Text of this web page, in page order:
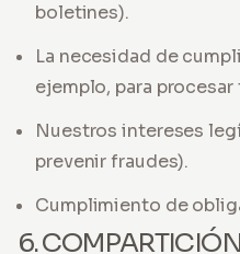
boletines).
La necesidad de
ejemplo, para
Nuestros intereses
prevenir fraudes).
Cumplimiento de
6.